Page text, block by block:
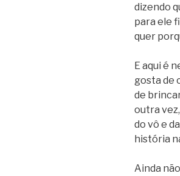
dizendo
para ele
quer
E aqui é
gosta de
de
outra
do vô e
história
Ainda